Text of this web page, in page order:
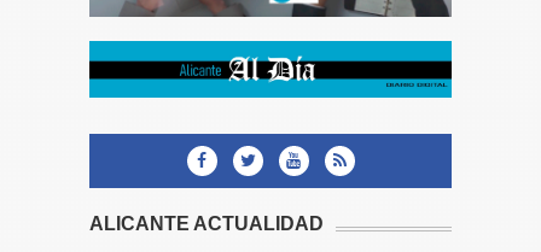
ALICANTE ACTUALIDAD